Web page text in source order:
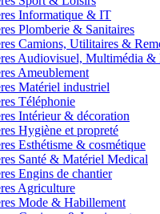
Informatique & IT
Plomberie & Sanitaires
Camions, Utilitaires &
Audiovisuel, Multimédia &
Ameublement
Matériel industriel
Téléphonie
Intérieur & décoration
Hygiène et propreté
Esthétisme & cosmétique
Santé & Matériel Medical
Engins de chantier
Agriculture
Mode & Habillement